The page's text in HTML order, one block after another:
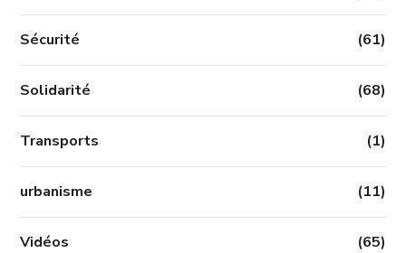
Sécurité (61)
Solidarité (68)
Transports (1)
urbanisme (11)
Vidéos (65)